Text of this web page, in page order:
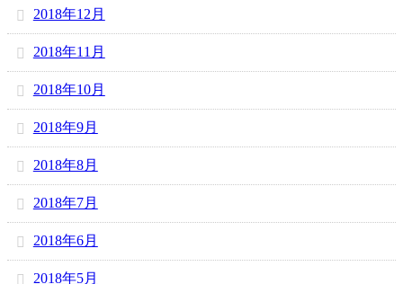
2018年12月
2018年11月
2018年10月
2018年9月
2018年8月
2018年7月
2018年6月
2018年5月